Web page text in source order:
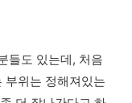
들도 있는데, 처음
부위는 정해져있는